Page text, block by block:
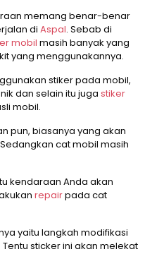
memang benar-benar
di Aspal. Sebab di
mobil masih banyak yang
yang menggunakannya.
stiker pada mobil,
dan selain itu juga stiker
mobil.
pun, biasanya yang akan
cat mobil masih
kendaraan Anda akan
repairpada cat
yaitu langkah modifikasi
sticker ini akan melekat